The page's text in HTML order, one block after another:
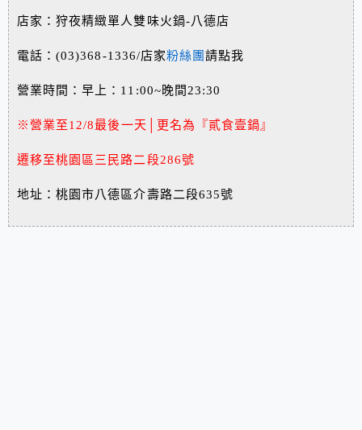
店家：狩夜精緻單人雙味火鍋-八德店
電話：(03)368-1336/店家粉絲團請點我
營業時間：早上：11:00~晚間23:30
※營業至12/8最後一天│更名為『貳食壹鍋』
遷移至桃園區三民路二段286號
地址：桃園市八德區介壽路二段635號